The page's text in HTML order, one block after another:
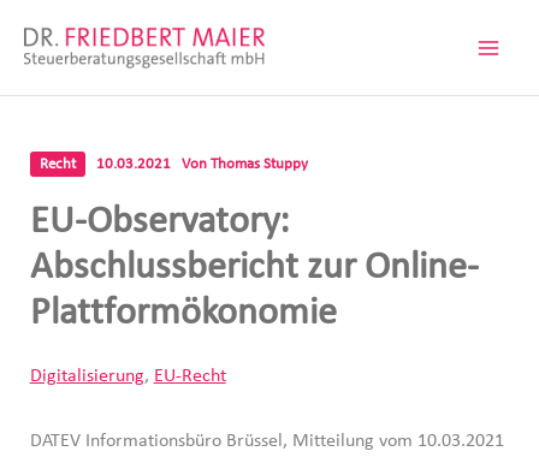
Inhalt
Recht 10.03.2021 Von Thomas Stuppy
EU-Observatory:
Abschlussbericht zur Online-
Plattformökonomie
Digitalisierung, EU-Recht
DATEV Informationsbüro Brüssel, Mitteilung vom 10.03.2021